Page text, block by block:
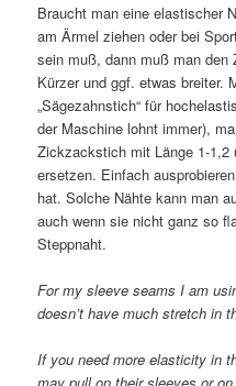
Braucht man eine elastischer
am Ärmel ziehen oder bei
sein muß, dann muß man den
Kürzer und ggf. etwas breiter.
„Sägezahnstich“ für
der Maschine lohnt immer),
Zickzackstich mit Länge 1-1,2
ersetzen. Einfach
hat. Solche Nähte kann man
auch wenn sie nicht ganz so
Steppnaht.
For my sleeve seams I am
doesn’t have much stretch in
If you need more elasticity in